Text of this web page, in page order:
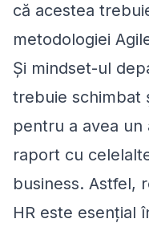
că acestea
metodologiei
Și mindset-ul
trebuie schimbat
pentru a avea
raport cu
business. Astfel,
HR este esențial